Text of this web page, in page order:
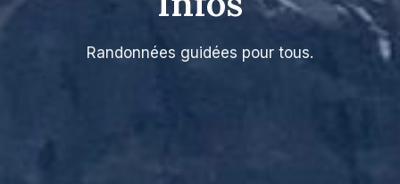
Randonnées guidées pour tous.